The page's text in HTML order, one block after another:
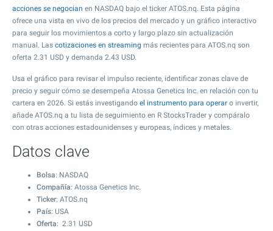
acciones se negocian en NASDAQ bajo el ticker ATOS.nq. Esta página
ofrece una vista en vivo de los precios del mercado y un gráfico interactivo
para seguir los movimientos a corto y largo plazo sin actualización
manual. Las cotizaciones en streaming más recientes para ATOS.nq son
oferta 2.31 USD y demanda 2.43 USD.
Usa el gráfico para revisar el impulso reciente, identificar zonas clave de
precio y seguir cómo se desempeña Atossa Genetics Inc. en relación con tu
cartera en 2026. Si estás investigando el instrumento para operar o invertir,
añade ATOS.nq a tu lista de seguimiento en R StocksTrader y compáralo
con otras acciones estadounidenses y europeas, índices y metales.
Datos clave
Bolsa: NASDAQ
Compañía: Atossa Genetics Inc.
Ticker: ATOS.nq
País: USA
Oferta: 2.31 USD